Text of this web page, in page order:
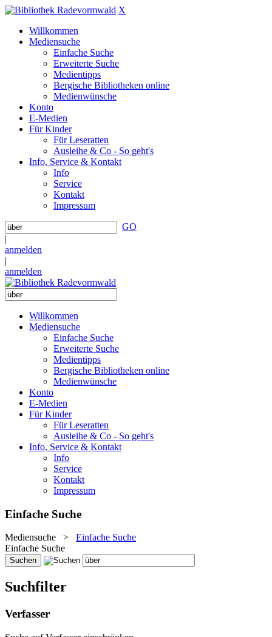
X
Willkommen
Mediensuche
Einfache Suche
Erweiterte Suche
Medientipps
Bergische Bibliotheken online
Medienwünsche
Konto
E-Medien
Für Kinder
Für Leseratten
Ausleihe & Co - So geht's
Info, Service & Kontakt
Info
Service
Kontakt
Impressum
GO
|
anmelden
|
anmelden
Willkommen
Mediensuche
Einfache Suche
Erweiterte Suche
Medientipps
Bergische Bibliotheken online
Medienwünsche
Konto
E-Medien
Für Kinder
Für Leseratten
Ausleihe & Co - So geht's
Info, Service & Kontakt
Info
Service
Kontakt
Impressum
Einfache Suche
Mediensuche > Einfache Suche
Einfache Suche
Suchfilter
Verfasser